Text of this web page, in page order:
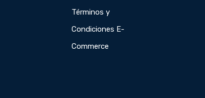
Términos y
Condiciones E-
Commerce